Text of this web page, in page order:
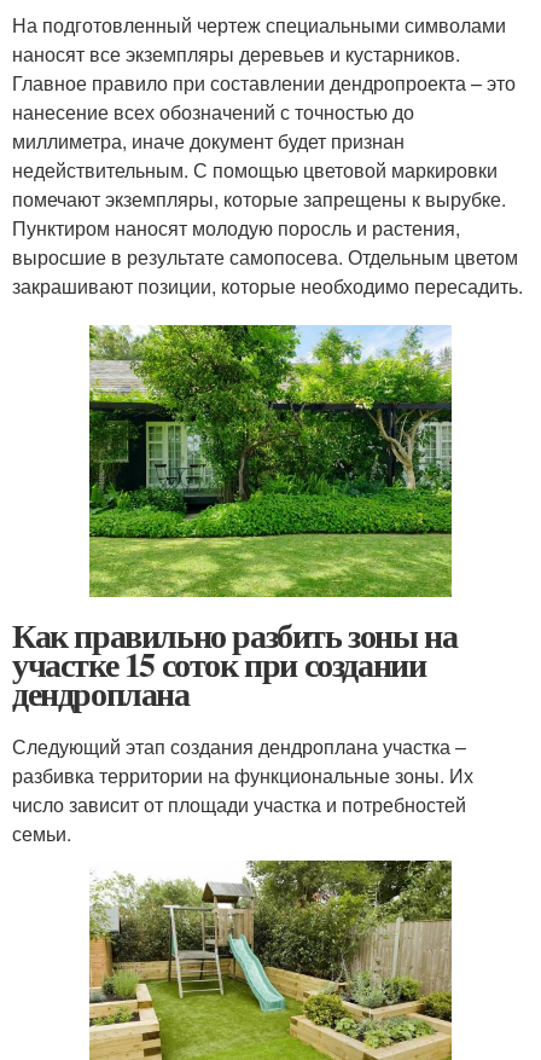
На подготовленный чертеж специальными символами
наносят все экземпляры деревьев и кустарников.
Главное правило при составлении дендропроекта – это
нанесение всех обозначений с точностью до
миллиметра, иначе документ будет признан
недействительным. С помощью цветовой маркировки
помечают экземпляры, которые запрещены к вырубке.
Пунктиром наносят молодую поросль и растения,
выросшие в результате самопосева. Отдельным цветом
закрашивают позиции, которые необходимо пересадить.
Как правильно разбить зоны на
участке 15 соток при создании
дендроплана
Следующий этап создания дендроплана участка –
разбивка территории на функциональные зоны. Их
число зависит от площади участка и потребностей
семьи.